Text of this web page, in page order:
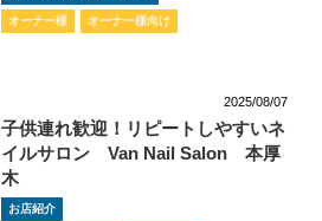
オーナー様 オーナー様向け
2025/08/07
子供連れ歓迎！リピートしやすいネ
イルサロン Van Nail Salon 本厚
木
お店紹介